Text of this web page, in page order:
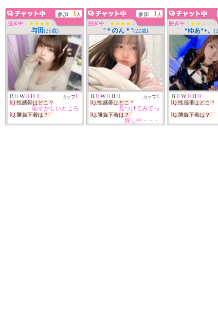
参加 1人
脱ぎ中： ★★★★☆
与田 (25歳)
B 0 W 0 H 0 カップF
Q.性感帯はどこ？
恥ずかしいところ
Q.勝負下着は？
参加 1人
脱ぎ中： ★★★★☆
°＊のん＊°(22歳)
B 0 W 0 H 0 カップE
Q.性感帯はどこ？
見つけてみてっ
Q.勝負下着は？
探し中・・・
脱ぎ中： ★★☆☆☆
*ゆあ*+。
B 0 W 0 H 0
Q.性感帯はどこ？
Q.勝負下着は？